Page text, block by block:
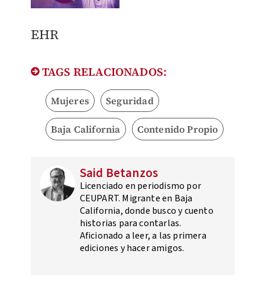
EHR
TAGS RELACIONADOS:
Mujeres Seguridad
Baja California Contenido Propio
Said Betanzos
Licenciado en periodismo por
CEUPART. Migrante en Baja
California, donde busco y cuento
historias para contarlas.
Aficionado a leer, a las primera
ediciones y hacer amigos.